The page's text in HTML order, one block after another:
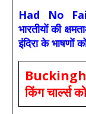
Had No
भारतीयों की
इंदिरा के भाषणों
किंग चार्ल्स